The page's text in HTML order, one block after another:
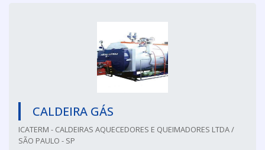
CALDEIRA GÁS
ICATERM - CALDEIRAS AQUECEDORES E QUEIMADORES LTDA /
SÃO PAULO - SP